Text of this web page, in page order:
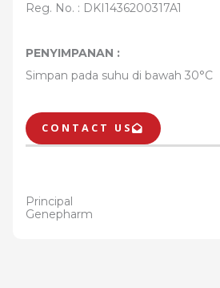
Reg. No. : DKI1436200317A1
PENYIMPANAN :
Simpan pada suhu di bawah 30°C
CONTACT US
Principal
Genepharm